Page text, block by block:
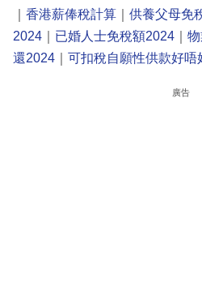
香港薪俸稅計算 供養父母免
2024
已婚人士免稅額2024
還2024
可扣稅自願性供款好唔
廣告